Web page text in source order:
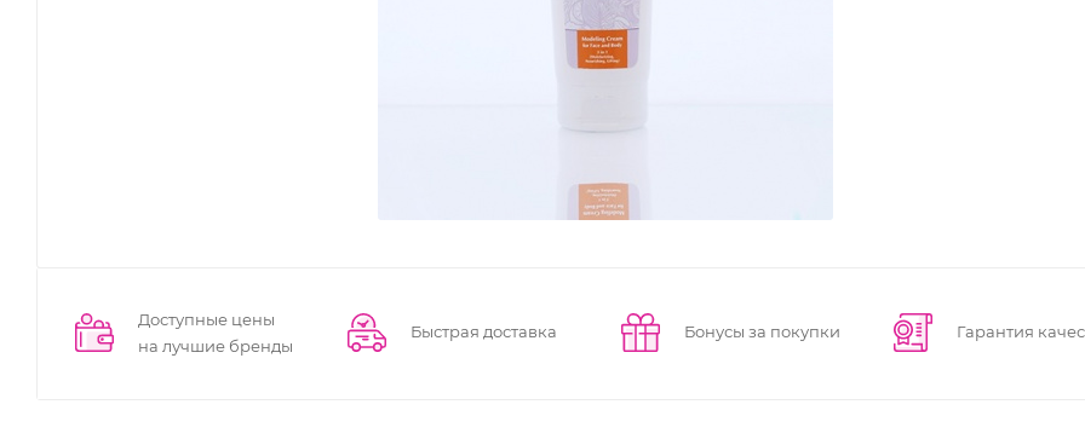
Доступные цены
на лучшие бренды
Быстрая доставка Бонусы за покупки Гарантия